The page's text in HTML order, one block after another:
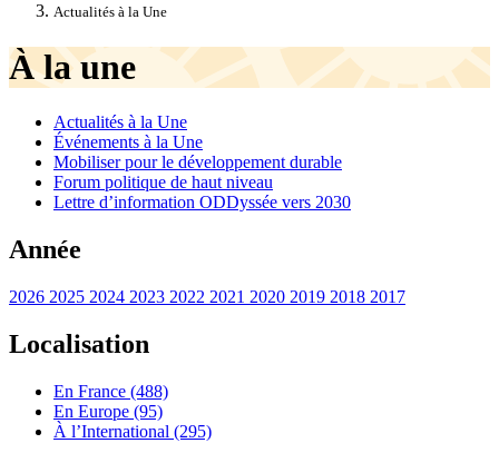
Actualités à la Une
À la une
Actualités à la Une
Événements à la Une
Mobiliser pour le développement durable
Forum politique de haut niveau
Lettre d’information ODDyssée vers 2030
Année
2026 2025 2024 2023 2022 2021 2020 2019 2018 2017
Localisation
En France (488)
En Europe (95)
À l’International (295)